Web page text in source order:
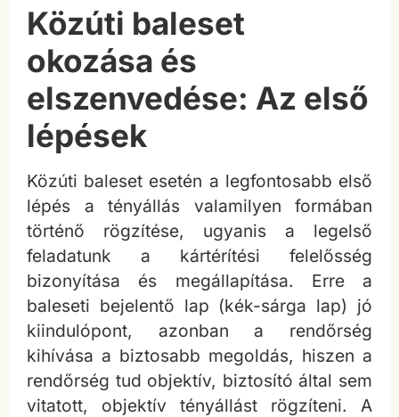
Közúti baleset
okozása és
elszenvedése: Az első
lépések
Közúti baleset esetén a legfontosabb első
lépés a tényállás valamilyen formában
történő rögzítése, ugyanis a legelső
feladatunk a kártérítési felelősség
bizonyítása és megállapítása. Erre a
baleseti bejelentő lap (kék-sárga lap) jó
kiindulópont, azonban a rendőrség
kihívása a biztosabb megoldás, hiszen a
rendőrség tud objektív, biztosító által sem
vitatott, objektív tényállást rögzíteni. A